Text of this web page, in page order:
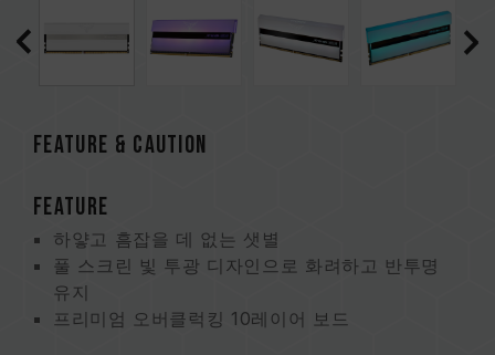
FEATURE & CAUTION
FEATURE
하얗고 흠잡을 데 없는 샛별
풀 스크린 빛 투광 디자인으로 화려하고 반투명
유지
프리미엄 오버클럭킹 10레이어 보드